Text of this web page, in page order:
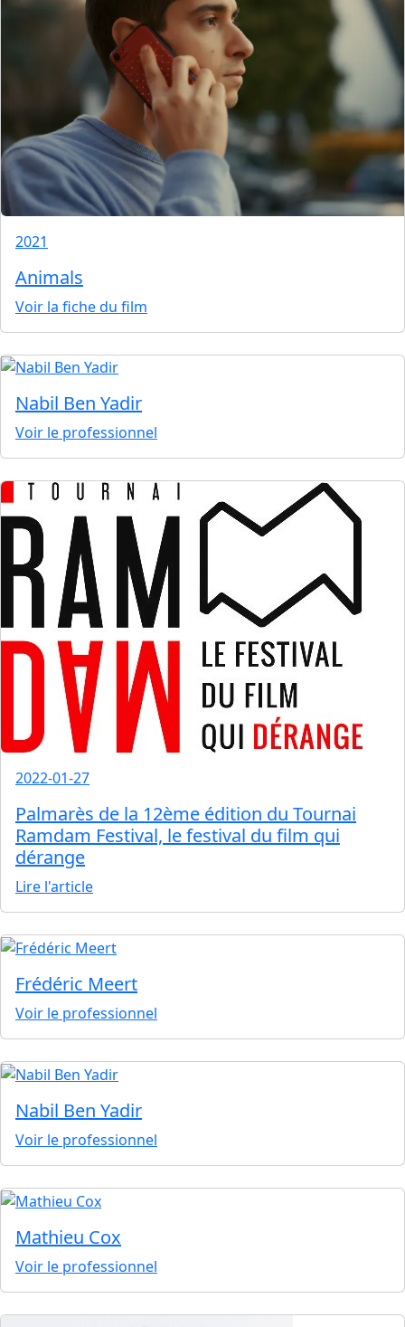
2021
Animals
Voir la fiche du film
Nabil Ben Yadir
Voir le professionnel
2022-01-27
Palmarès de la 12ème édition du Tournai
Ramdam Festival, le festival du film qui
dérange
Lire l'article
Frédéric Meert
Voir le professionnel
Nabil Ben Yadir
Voir le professionnel
Mathieu Cox
Voir le professionnel